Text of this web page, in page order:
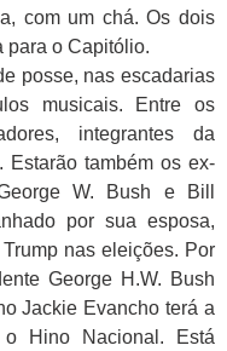
com um chá. Os dois
para o Capitólio.
posse, nas escadarias
musicais. Entre os
integrantes da
Estarão também os ex-
W. Bush e Bill
por sua esposa,
nas eleições. Por
George H.W. Bush
Jackie Evancho terá a
o Hino Nacional. Está